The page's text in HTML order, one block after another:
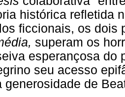
histórica refletida
ficcionais, os dois
superam os
esperançosa do
seu acesso
generosidade de